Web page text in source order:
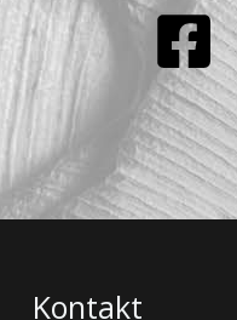
Kontakt